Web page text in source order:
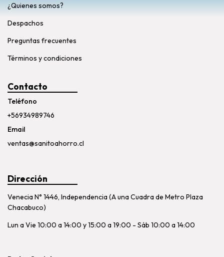
¿Quienes somos?
Despachos
Preguntas frecuentes
Términos y condiciones
Contacto
Teléfono
+56934989746
Email
ventas@sanitoahorro.cl
Dirección
Venecia N° 1446, Independencia (A una Cuadra de Metro Plaza
Chacabuco)
Lun a Vie 10:00 a 14:00 y 15:00 a 19:00 - Sáb 10:00 a 14:00